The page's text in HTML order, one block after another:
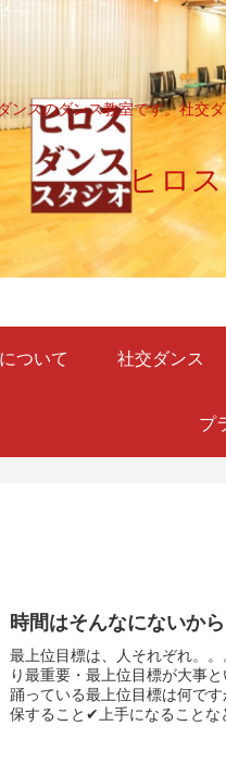
ンスのダンス教室です。社交
ヒロ
ついて 社交ダンス
プ
時間はそんなにないか
最上位目標は、人それぞれ。
り最重要・最上位目標が大事
踊っている最上位目標は何で
保すること✔上手になること